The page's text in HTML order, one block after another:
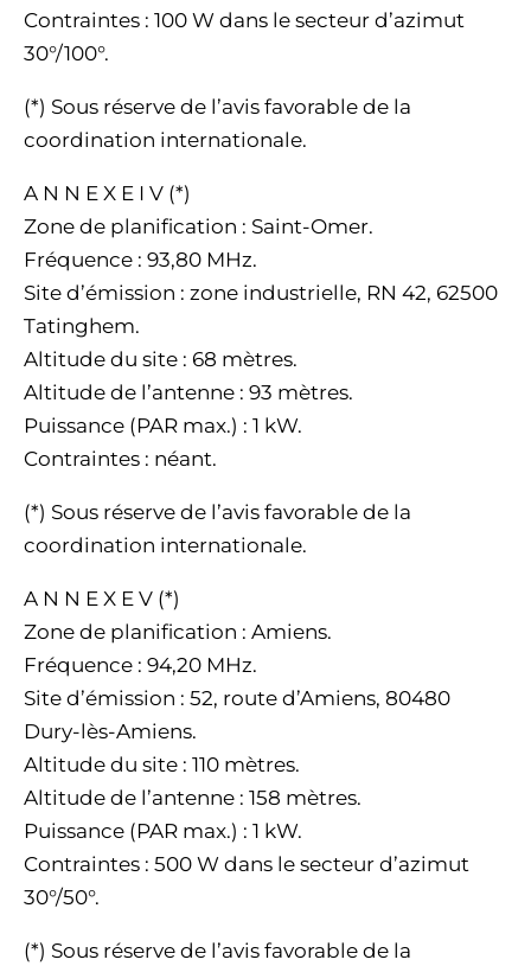
Contraintes : 100 W dans le secteur d’azimut
30°/100°.
(*) Sous réserve de l’avis favorable de la
coordination internationale.
A N N E X E I V (*)
Zone de planification : Saint-Omer.
Fréquence : 93,80 MHz.
Site d’émission : zone industrielle, RN 42, 62500
Tatinghem.
Altitude du site : 68 mètres.
Altitude de l’antenne : 93 mètres.
Puissance (PAR max.) : 1 kW.
Contraintes : néant.
(*) Sous réserve de l’avis favorable de la
coordination internationale.
A N N E X E V (*)
Zone de planification : Amiens.
Fréquence : 94,20 MHz.
Site d’émission : 52, route d’Amiens, 80480
Dury-lès-Amiens.
Altitude du site : 110 mètres.
Altitude de l’antenne : 158 mètres.
Puissance (PAR max.) : 1 kW.
Contraintes : 500 W dans le secteur d’azimut
30°/50°.
(*) Sous réserve de l’avis favorable de la